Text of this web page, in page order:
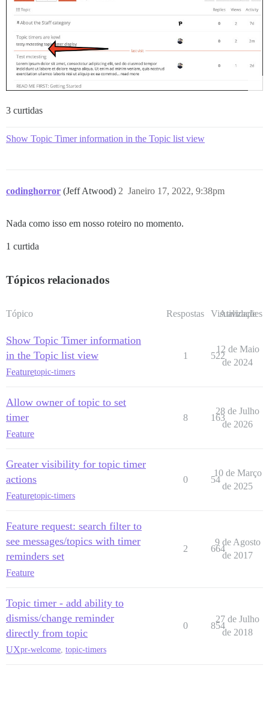
3 curtidas
Show Topic Timer information in the Topic list view
codinghorror (Jeff Atwood) Janeiro 17, 2022, 9:38pm
2
Nada como isso em nosso roteiro no momento.
1 curtida
Tópicos relacionados
Tópico Respostas Visualizações
Atividade
Show Topic Timer information
in the Topic list view
Featuretopic-timers
1 522
12 de Maio
de 2024
Allow owner of topic to set
timer
Feature
8 163
28 de Julho
de 2026
Greater visibility for topic timer
actions
Featuretopic-timers
0 54
10 de Março
de 2025
Feature request: search filter to
see messages/topics with timer
reminders set
Feature
2 664
9 de Agosto
de 2017
Topic timer - add ability to
dismiss/change reminder
directly from topic
UXpr-welcome, topic-timers
0 854
27 de Julho
de 2018